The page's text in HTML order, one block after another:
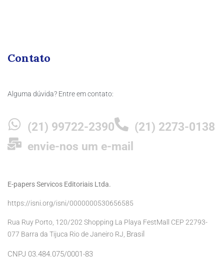
Contato
Alguma dúvida? Entre em contato:
(21) 99722-2390
(21) 2273-0138
envie-nos um e-mail
E-papers Servicos Editoriais Ltda.
https://isni.org/isni/0000000530656585
Rua Ruy Porto, 120/202 Shopping La Playa FestMall CEP 22793-
077 Barra da Tijuca Rio de Janeiro RJ, Brasil
CNPJ 03.484.075/0001-83